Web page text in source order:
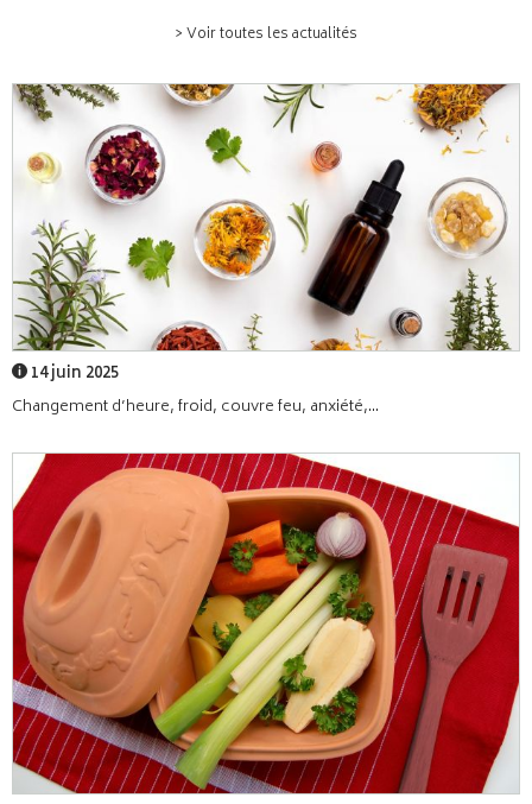
> Voir toutes les actualités
14 juin 2025
Changement d’heure, froid, couvre feu, anxiété,...